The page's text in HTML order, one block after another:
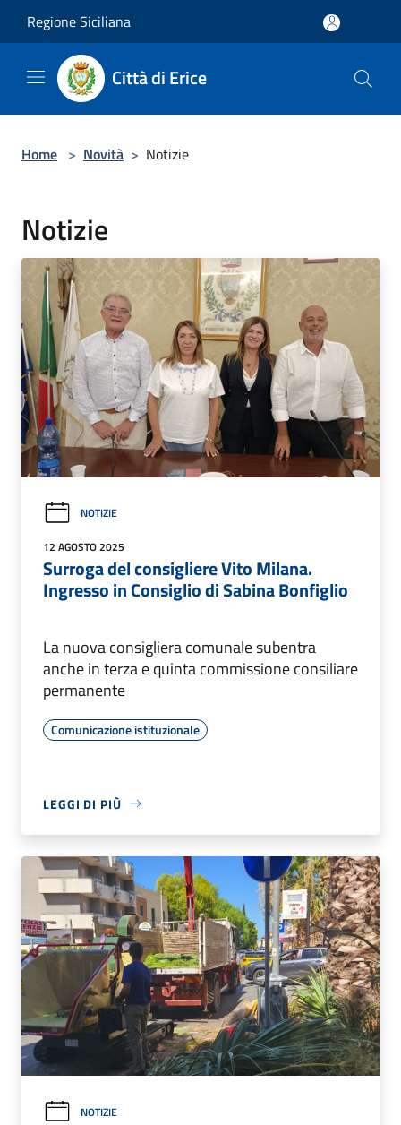
Regione Siciliana
Città di Erice
Home > Novità > Notizie
Notizie
NOTIZIE
12 AGOSTO 2025
Surroga del consigliere Vito Milana.
Ingresso in Consiglio di Sabina Bonfiglio
La nuova consigliera comunale subentra
anche in terza e quinta commissione consiliare
permanente
Comunicazione istituzionale
LEGGI DI PIÙ
NOTIZIE